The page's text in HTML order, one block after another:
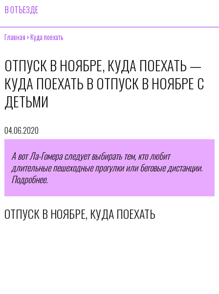
В ОТЪЕЗДЕ
Главная ›Куда поехать
ОТПУСК В НОЯБРЕ, КУДА ПОЕХАТЬ —
КУДА ПОЕХАТЬ В ОТПУСК В НОЯБРЕ С
ДЕТЬМИ
04.06.2020
А вот Ла-Гомера следует выбирать тем, кто любит
длительные пешеходные прогулки или беговые дистанции.
Подробнее.
ОТПУСК В НОЯБРЕ, КУДА ПОЕХАТЬ